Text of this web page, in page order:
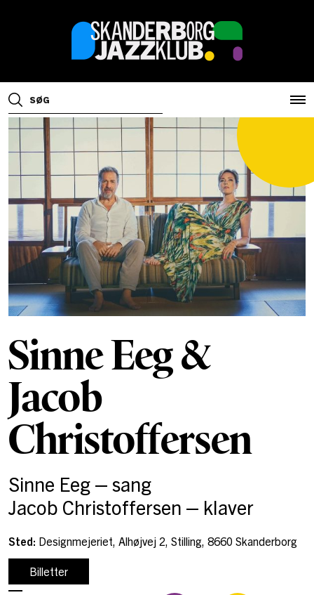
Sinne Eeg &
Jacob
Christoffersen
Sinne Eeg – sang
Jacob Christoffersen – klaver
Sted: Designmejeriet, Alhøjvej 2, Stilling, 8660 Skanderborg
Billetter